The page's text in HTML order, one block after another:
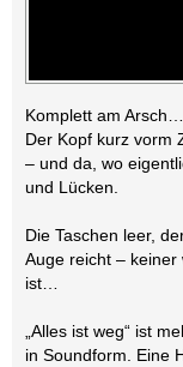
Komplett am
Der Kopf kurz vorm
– und da, wo
und Lücken.
Die Taschen leer,
Auge reicht –
ist…
„Alles ist weg“ ist
in Soundform. Eine